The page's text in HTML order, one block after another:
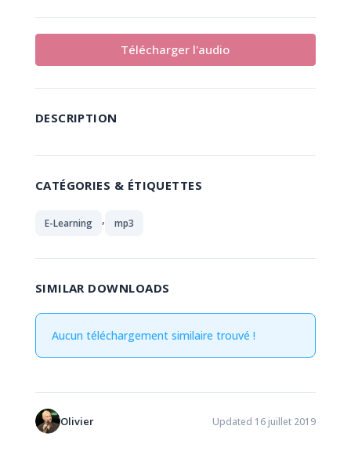
Télécharger l'audio
DESCRIPTION
CATÉGORIES & ÉTIQUETTES
E-Learning , mp3
SIMILAR DOWNLOADS
Aucun téléchargement similaire trouvé !
Olivier Updated 16 juillet 2019